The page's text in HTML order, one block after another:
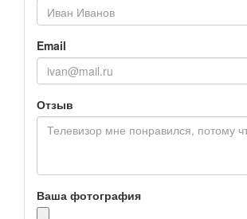
Email
Отзыв
Ваша фотография